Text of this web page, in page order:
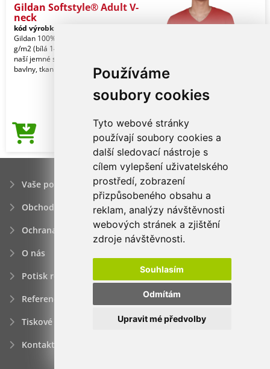
Používáme
soubory cookies
Tyto webové stránky
používají soubory cookies a
další sledovací nástroje s
cílem vylepšení uživatelského
prostředí, zobrazení
přizpůsobeného obsahu a
reklam, analýzy návštěvnosti
webových stránek a zjištění
zdroje návštěvnosti.
Souhlasím
Odmítám
Upravit mé předvolby
Gildan Softstyle® Adult V-
neck
kód výrobku:
Gildan 100% Ring Spun bavlna, 153,0
g/m2 (bílá 144,0 g/m2). Vyrobeno z
naší jemné směsi bavlny Ringspun a
bavlny, tkanin
Cena od87,40Kč
Vaše poptávka
Obchodní podmínky
Ochrana osobních údajú
O nás
Potisk reklamních předmětů
Reference
Tiskové zprávy
Kontakt